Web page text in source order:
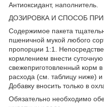
Антиоксидант, наполнитель.
ДОЗИРОВКА И СПОСОБ
Содержимое пакета
пшеничной мукой любого
пропорции 1:1.
кормлением внести
свежеприготовленный корм
расхода (см. таблицу ниже)
Добавку вносить только в
Обязательно необходимо